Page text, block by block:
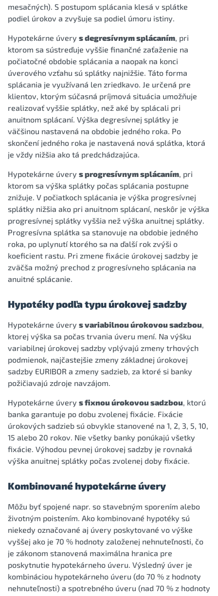
mesačných). S postupom splácania klesá v splátke
podiel úrokov a zvyšuje sa podiel úmoru istiny.
Hypotekárne úvery s degresívnym splácaním, pri
ktorom sa sústreďuje vyššie finančné zaťaženie na
počiatočné obdobie splácania a naopak na konci
úverového vzťahu sú splátky najnižšie. Táto forma
splácania je využívaná len zriedkavo. Je určená pre
klientov, ktorým súčasná príjmová situácia umožňuje
realizovať vyššie splátky, než aké by splácali pri
anuitnom splácaní. Výška degresívnej splátky je
väčšinou nastavená na obdobie jedného roka. Po
skončení jedného roka je nastavená nová splátka, ktorá
je vždy nižšia ako tá predchádzajúca.
Hypotekárne úvery s progresívnym splácaním, pri
ktorom sa výška splátky počas splácania postupne
znižuje. V počiatkoch splácania je výška progresívnej
splátky nižšia ako pri anuitnom splácaní, neskôr je výška
progresívnej splátky vyššia než výška anuitnej splátky.
Progresívna splátka sa stanovuje na obdobie jedného
roka, po uplynutí ktorého sa na ďalší rok zvýši o
koeficient rastu. Pri zmene fixácie úrokovej sadzby je
zväčša možný prechod z progresívneho splácania na
anuitné splácanie.
Hypotéky podľa typu úrokovej sadzby
Hypotekárne úvery s variabilnou úrokovou sadzbou,
ktorej výška sa počas trvania úveru mení. Na výšku
variabilnej úrokovej sadzby vplývajú zmeny trhových
podmienok, najčastejšie zmeny základnej úrokovej
sadzby EURIBOR a zmeny sadzieb, za ktoré si banky
požičiavajú zdroje navzájom.
Hypotekárne úvery s fixnou úrokovou sadzbou, ktorú
banka garantuje po dobu zvolenej fixácie. Fixácie
úrokových sadzieb sú obvykle stanovené na 1, 2, 3, 5, 10,
15 alebo 20 rokov. Nie všetky banky ponúkajú všetky
fixácie. Výhodou pevnej úrokovej sadzby je rovnaká
výška anuitnej splátky počas zvolenej doby fixácie.
Kombinované hypotekárne úvery
Môžu byť spojené napr. so stavebným sporením alebo
životným poistením. Ako kombinované hypotéky sú
niekedy označované aj úvery poskytované vo výške
vyššej ako je 70 % hodnoty založenej nehnuteľnosti, čo
je zákonom stanovená maximálna hranica pre
poskytnutie hypotekárneho úveru. Výsledný úver je
kombináciou hypotekárneho úveru (do 70 % z hodnoty
nehnuteľnosti) a spotrebného úveru (nad 70 % z hodnoty